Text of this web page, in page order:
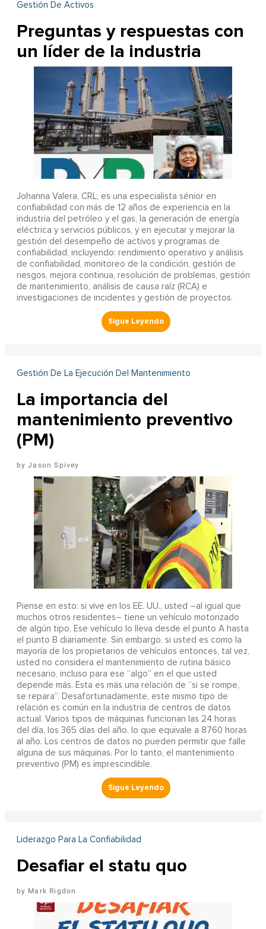
Gestión De Activos
Preguntas y respuestas con
un líder de la industria
Johanna Valera, CRL, es una especialista sénior en
confiabilidad con más de 12 años de experiencia en la
industria del petróleo y el gas, la generación de energía
eléctrica y servicios públicos, y en ejecutar y mejorar la
gestión del desempeño de activos y programas de
confiabilidad, incluyendo: rendimiento operativo y análisis
de confiabilidad, monitoreo de la condición, gestión de
riesgos, mejora continua, resolución de problemas, gestión
de mantenimiento, análisis de causa raíz (RCA) e
investigaciones de incidentes y gestión de proyectos.
Gestión De La Ejecución Del Mantenimiento
La importancia del
mantenimiento preventivo
(PM)
Jason Spivey
Piense en esto: si vive en los EE. UU., usted –al igual que
muchos otros residentes– tiene un vehículo motorizado
de algún tipo. Ese vehículo lo lleva desde el punto A hasta
el punto B diariamente. Sin embargo, si usted es como la
mayoría de los propietarios de vehículos entonces, tal vez,
usted no considera el mantenimiento de rutina básico
necesario, incluso para ese “algo” en el que usted
depende más. Esta es más una relación de “si se rompe,
se repara”. Desafortunadamente, este mismo tipo de
relación es común en la industria de centros de datos
actual. Varios tipos de máquinas funcionan las 24 horas
del día, los 365 días del año, lo que equivale a 8760 horas
al año. Los centros de datos no pueden permitir que falle
alguna de sus máquinas. Por lo tanto, el mantenimiento
preventivo (PM) es imprescindible.
Liderazgo Para La Confiabilidad
Desafiar el statu quo
Mark Rigdon